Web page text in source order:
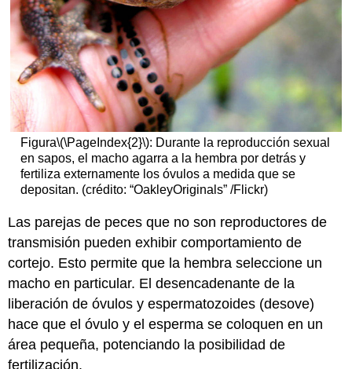
Figura\(\PageIndex{2}\): Durante la reproducción sexual
en sapos, el macho agarra a la hembra por detrás y
fertiliza externamente los óvulos a medida que se
depositan. (crédito: “OakleyOriginals” /Flickr)
Las parejas de peces que no son reproductores de
transmisión pueden exhibir comportamiento de
cortejo. Esto permite que la hembra seleccione un
macho en particular. El desencadenante de la
liberación de óvulos y espermatozoides (desove)
hace que el óvulo y el esperma se coloquen en un
área pequeña, potenciando la posibilidad de
fertilización.